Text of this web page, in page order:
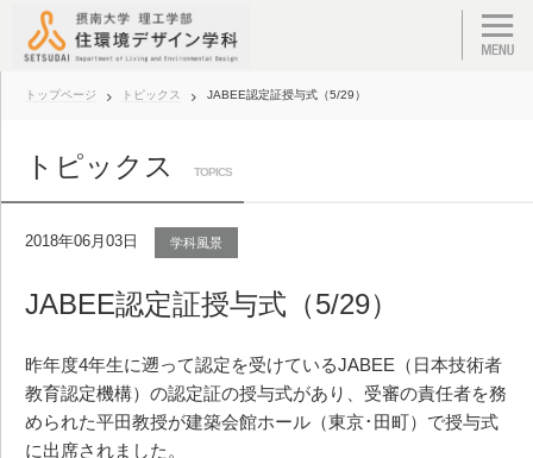
トップページ トピックス JABEE認定証授与式（5/29）
トピックス TOPICS
2018年06月03日 学科風景
JABEE認定証授与式（5/29）
昨年度4年生に遡って認定を受けているJABEE（日本技術者
教育認定機構）の認定証の授与式があり、受審の責任者を務
められた平田教授が建築会館ホール（東京･田町）で授与式
に出席されました。